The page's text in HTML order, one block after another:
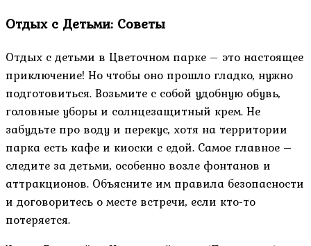
Отдых с Детьми: Советы
Отдых с детьми в Цветочном парке – это настоящее
приключение! Но чтобы оно прошло гладко, нужно
подготовиться. Возьмите с собой удобную обувь,
головные уборы и солнцезащитный крем. Не
забудьте про воду и перекус, хотя на территории
парка есть кафе и киоски с едой. Самое главное –
следите за детьми, особенно возле фонтанов и
аттракционов. Объясните им правила безопасности
и договоритесь о месте встречи, если кто-то
потеряется.